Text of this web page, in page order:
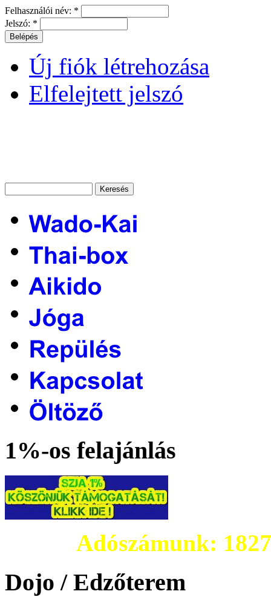
Felhasználói név: *
Jelszó: *
Új fiók létrehozása
Elfelejtett jelszó
1%-os felajánlás
Adószámunk:
Dojo / Edzőterem